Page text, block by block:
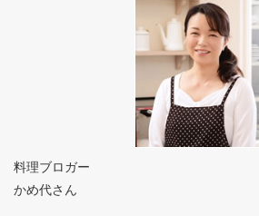
料理ブロガー
かめ代さん